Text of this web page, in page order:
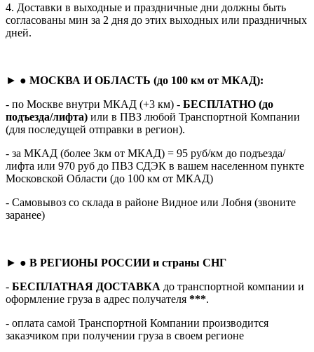
4. Доставки в выходные и праздничные дни должны быть
согласованы мин за 2 дня до этих выходных или праздничных
дней.
► ● МОСКВА И ОБЛАСТЬ (до 100 км от МКАД):
- по Москве внутри МКАД (+3 км) - БЕСПЛАТНО (до
подъезда/лифта) или в ПВЗ любой Транспортной Компании
(для последущей отправки в регион).
- за МКАД (более 3км от МКАД) = 95 руб/км до подъезда/
лифта или 970 руб до ПВЗ СДЭК в вашем населенном пункте
Московской Области (до 100 км от МКАД)
- Самовывоз со склада в районе Видное или Лобня (звоните
заранее)
► ● В РЕГИОНЫ РОССИИ и страны СНГ
- БЕСПЛАТНАЯ ДОСТАВКА до транспортной компании и
оформление груза в адрес получателя ***.
- оплата самой Транспортной Компании производится
заказчиком при получении груза в своем регионе